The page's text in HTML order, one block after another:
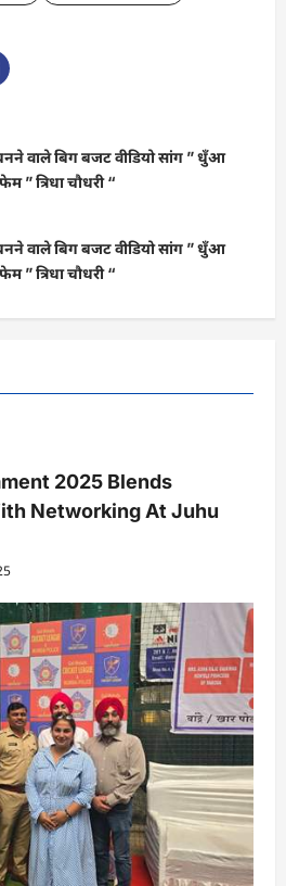
वाले बिग बजट वीडियो सांग ” धुँआ
” त्रिधा चौधरी “
वाले बिग बजट वीडियो सांग ” धुँआ
” त्रिधा चौधरी “
2025 Blends
Networking At Juhu